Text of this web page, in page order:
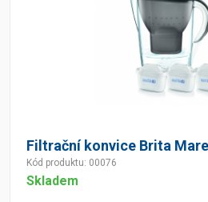
Filtrační konvice Brita
Kód produktu: 00076
Skladem